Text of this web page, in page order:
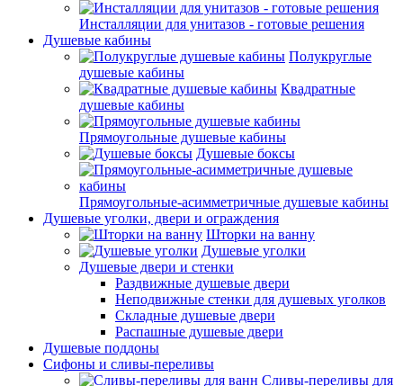
Инсталляции для унитазов - готовые решения
Душевые кабины
Полукруглые
душевые кабины
Квадратные
душевые кабины
Прямоугольные душевые кабины
Душевые боксы
Прямоугольные-асимметричные душевые кабины
Душевые уголки, двери и ограждения
Шторки на ванну
Душевые уголки
Душевые двери и стенки
Раздвижные душевые двери
Неподвижные стенки для душевых уголков
Складные душевые двери
Распашные душевые двери
Душевые поддоны
Сифоны и сливы-переливы
Сливы-переливы для